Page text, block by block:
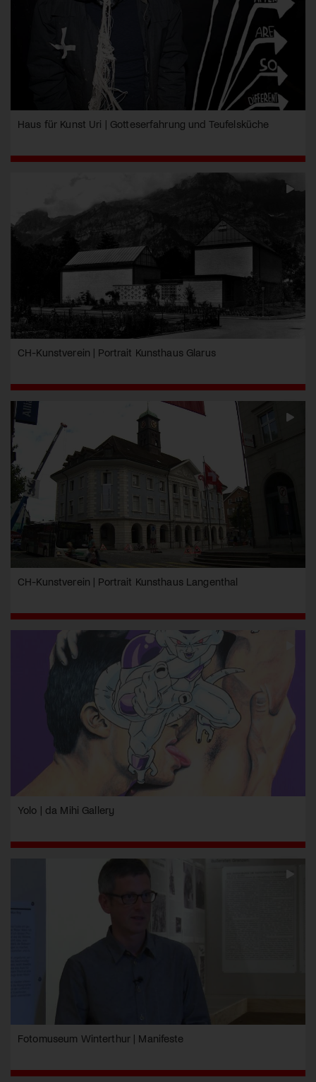
Haus für Kunst Uri | Gotteserfahrung und Teufelsküche
CH-Kunstverein | Portrait Kunsthaus Glarus
CH-Kunstverein | Portrait Kunsthaus Langenthal
Yolo | da Mihi Gallery
Fotomuseum Winterthur | Manifeste